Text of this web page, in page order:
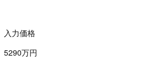
入力価格
5290万円